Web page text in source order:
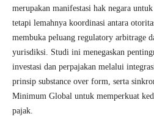
merupakan manifestasi hak negara
tetapi lemahnya koordinasi antara
membuka peluang regulatory arbitrage
yurisdiksi. Studi ini menegaskan
investasi dan perpajakan melalui
prinsip substance over form, serta
Minimum Global untuk memperkuat
pajak.